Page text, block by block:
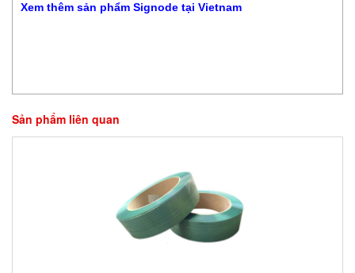
Xem thêm sản phẩm Signode tại Vietnam
Sản phẩm liên quan